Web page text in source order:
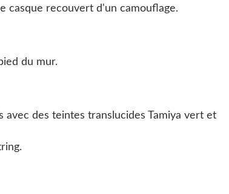
casque recouvert d'un camouflage.
du mur.
avec des teintes translucides Tamiya vert et